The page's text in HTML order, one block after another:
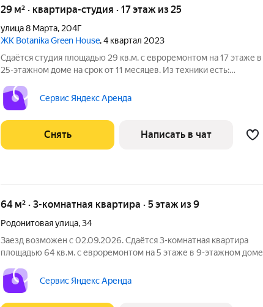
29 м² · квартира-студия · 17 этаж из 25
улица 8 Марта, 204Г
ЖК Botanika Green House, 4 квартал 2023
Сдаётся студия площадью 29 кв.м. с евроремонтом на 17 этаже в
25-этажном доме на срок от 11 месяцев. Из техники есть:
во двор. Есть консьерж. В подъезде 3 лифта - 2 грузовых и 1
Сервис Яндекс Аренда
Снять Написать в чат
64 м² · 3-комнатная квартира · 5 этаж из 9
Родонитовая улица,34
Заезд возможен с 02.09.2026. Сдаётся 3-комнатная квартира
площадью 64 кв.м. с евроремонтом на 5 этаже в 9-этажном доме
Сервис Яндекс Аренда